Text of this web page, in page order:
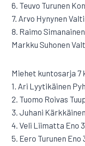
6. Teuvo Turunen
7. Arvo Hynynen
8. Raimo
Markku Suhonen
Miehet kuntosarja 7
1. Ari Lyytikäinen
2. Tuomo Roivas
3. Juhani
4. Veli Liimatta Eno
5. Eero Turunen Eno